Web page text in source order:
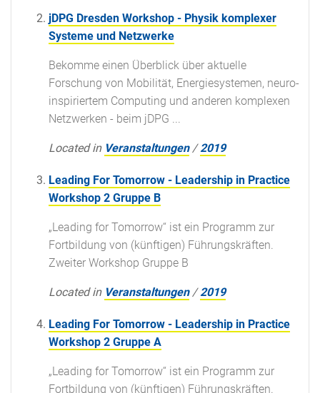
jDPG Dresden Workshop - Physik komplexer
Systeme und Netzwerke
Bekomme einen Überblick über aktuelle
Forschung von Mobilität, Energiesystemen, neuro-
inspiriertem Computing und anderen komplexen
Netzwerken - beim jDPG ...
Located in Veranstaltungen /2019
Leading For Tomorrow - Leadership in Practice
Workshop 2 Gruppe B
„Leading for Tomorrow“ ist ein Programm zur
Fortbildung von (künftigen) Führungskräften.
Zweiter Workshop Gruppe B
Located in Veranstaltungen /2019
Leading For Tomorrow - Leadership in Practice
Workshop 2 Gruppe A
„Leading for Tomorrow“ ist ein Programm zur
Fortbildung von (künftigen) Führungskräften.